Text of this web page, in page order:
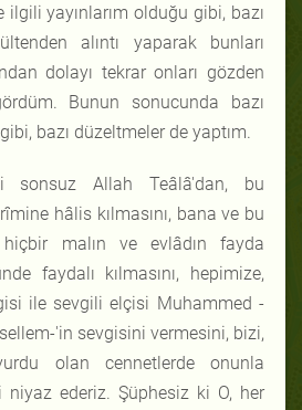
yayınlarım olduğu gibi, bazı
alıntı yaparak bunları
dolayı tekrar onları gözden
Bunun sonucunda bazı
bazı düzeltmeler de yaptım.
sonsuz Allah Teâlâ'dan, bu
hâlis kılmasını, bana ve bu
hiçbir malın ve evlâdın fayda
faydalı kılmasını, hepimize,
ile sevgili elçisi Muhammed -
'in sevgisini vermesini, bizi,
olan cennetlerde onunla
niyaz ederiz. Şüphesiz ki O, her